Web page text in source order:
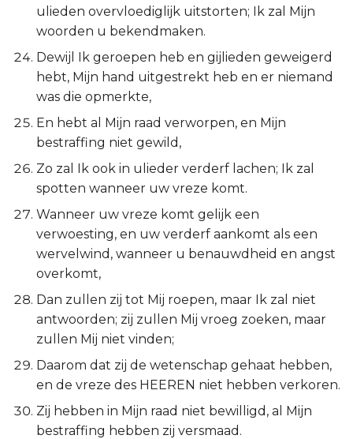
ulieden overvloediglijk uitstorten; Ik zal Mijn
woorden u bekendmaken.
Dewijl Ik geroepen heb en gijlieden geweigerd
hebt, Mijn hand uitgestrekt heb en er niemand
was die opmerkte,
En hebt al Mijn raad verworpen, en Mijn
bestraffing niet gewild,
Zo zal Ik ook in ulieder verderf lachen; Ik zal
spotten wanneer uw vreze komt.
Wanneer uw vreze komt gelijk een
verwoesting, en uw verderf aankomt als een
wervelwind, wanneer u benauwdheid en angst
overkomt,
Dan zullen zij tot Mij roepen, maar Ik zal niet
antwoorden; zij zullen Mij vroeg zoeken, maar
zullen Mij niet vinden;
Daarom dat zij de wetenschap gehaat hebben,
en de vreze des HEEREN niet hebben verkoren.
Zij hebben in Mijn raad niet bewilligd, al Mijn
bestraffing hebben zij versmaad.